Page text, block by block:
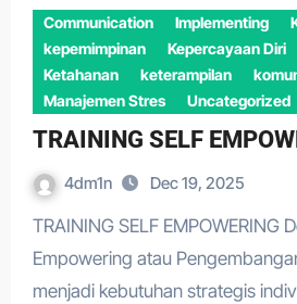
Communication Implementing
kepemimpinan
Kepercayaan Diri
Ketahanan
keterampilan
Manajemen Stres
Uncategorized
TRAINING SELF
4dm1n Dec 19, 2025
TRAINING SELF EMPOWERING Deskripsi Self
Empowering atau
menjadi kebutuhan strategis